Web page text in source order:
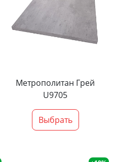
Метрополитан Грей
U9705
Выбрать